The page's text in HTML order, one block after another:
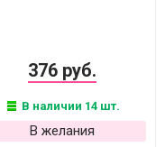
376 руб.
В наличии 14 шт.
В желания